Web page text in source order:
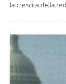
la crescita della